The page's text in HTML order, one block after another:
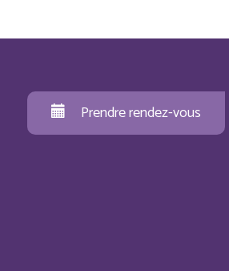
Prendre rendez-vous